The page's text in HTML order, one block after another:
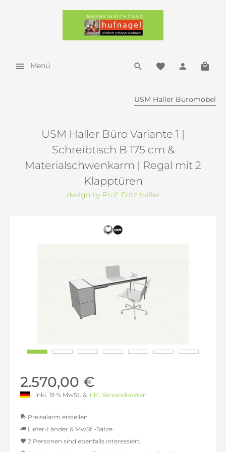
Menü
USM Haller Büromöbel
USM Haller Büro Variante 1 |
Schreibtisch B 175 cm &
Materialschwenkarm | Regal mit 2
Klapptüren
design by Prof. Fritz Haller
2.570,00 €
inkl. 19 % MwSt. & inkl. Versandkosten
Preisalarm erstellen
Liefer-Länder & MwSt.-Sätze
2 Personen sind ebenfalls interessiert.